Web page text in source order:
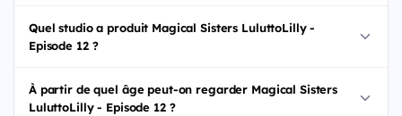
Quel studio a produit Magical Sisters LuluttoLilly -
Episode 12 ?
À partir de quel âge peut-on regarder Magical Sisters
LuluttoLilly - Episode 12 ?